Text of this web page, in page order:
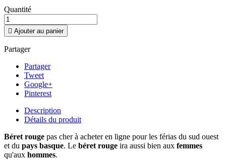
Quantité
 Ajouter au panier
Partager
Partager
Tweet
Google+
Pinterest
Description
Détails du produit
Béret rouge pas cher à acheter en ligne pour les férias du sud ouest
et du pays basque. Le béret rouge ira aussi bien aux femmes
qu'aux hommes.